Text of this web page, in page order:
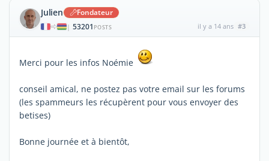
Julien Fondateur
| 53201 POSTS il y a 14 ans #3
Merci pour les infos Noémie
conseil amical, ne postez pas votre email sur les forums
(les spammeurs les récupèrent pour vous envoyer des
betises)
Bonne journée et à bientôt,